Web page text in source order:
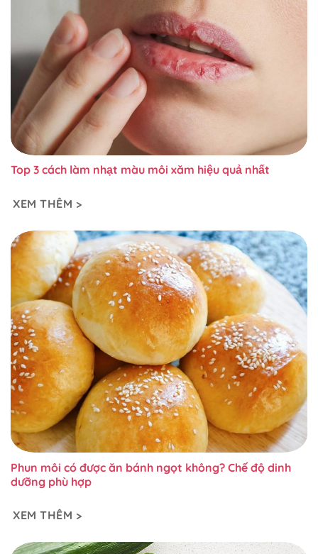
Top 3 cách làm nhạt màu môi xăm hiệu quả nhất
XEM THÊM >
Phun môi có được ăn bánh ngọt không? Chế độ dinh
dưỡng phù hợp
XEM THÊM >